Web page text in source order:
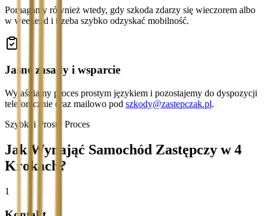
Pomagamy również wtedy, gdy szkoda zdarzy się wieczorem albo
w weekend i trzeba szybko odzyskać mobilność.
Jasne zasady i wsparcie
Wyjaśniamy proces prostym językiem i pozostajemy do dyspozycji
telefonicznie oraz mailowo pod szkody@zastepczak.pl.
Szybki i Prosty Proces
Jak Wynająć Samochód Zastępczy w 4
Krokach?
1